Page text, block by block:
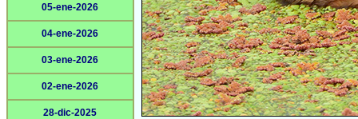
05-ene-2026
04-ene-2026
03-ene-2026
02-ene-2026
28-dic-2025